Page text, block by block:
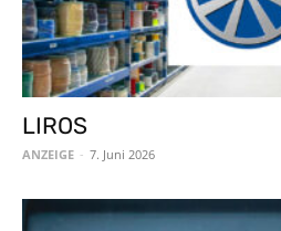
LIROS
ANZEIGE - 7. Juni 2026